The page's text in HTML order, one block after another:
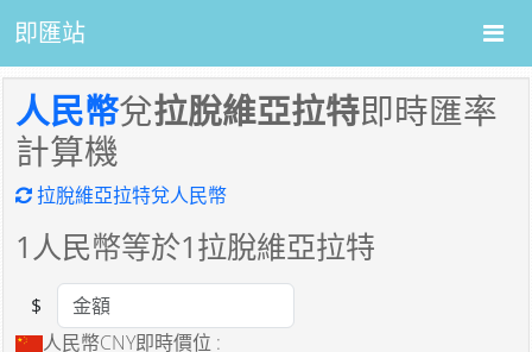
即匯站
人民幣兌拉脫維亞拉特即時匯率
計算機
拉脫維亞拉特兌人民幣
1 人民幣等於1拉脫維亞拉特
Amount
$
人民幣CNY即時價位 :